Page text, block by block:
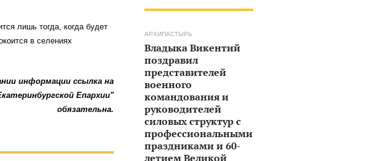
лишь тогда, когда будет
в селениях
информации ссылка на
Епархии"
обязательна.
АРХИПАСТЫРЬ
Владыка Викентий
поздравил
представителей
военного
командования и
руководителей
силовых структур с
профессиональными
праздниками и 60-
летием Великой